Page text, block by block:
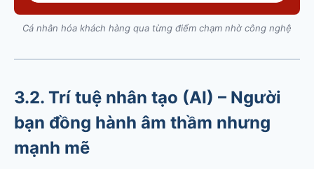
Cá nhân hóa khách hàng qua từng điểm chạm nhờ công nghệ
3.2. Trí tuệ nhân tạo (AI) – Người
bạn đồng hành âm thầm nhưng
mạnh mẽ